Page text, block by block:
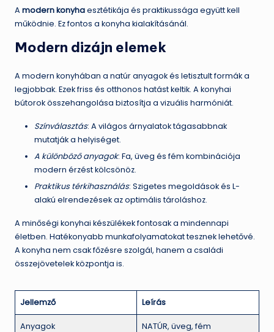
A modern konyhaesztétikája és praktikussága együtt kell
működnie. Ez fontos a konyha kialakításánál.
Modern dizájn elemek
A modern konyhában a natúr anyagok és letisztult formák a
legjobbak. Ezek friss és otthonos hatást keltik. A konyhai
bútorok összehangolása biztosítja a vizuális harmóniát.
Színválasztás: A világos árnyalatok tágasabbnak
mutatják a helyiséget.
A különböző anyagok: Fa, üveg és fém kombinációja
modern érzést kölcsönöz.
Praktikus térkihasználás: Szigetes megoldások és L-
alakú elrendezések az optimális tároláshoz.
A minőségi konyhai készülékek fontosak a mindennapi
életben. Hatékonyabb munkafolyamatokat tesznek lehetővé.
A konyha nem csak főzésre szolgál, hanem a családi
összejövetelek központja is.
Jellemző Leírás
Anyagok NATÚR, üveg, fém